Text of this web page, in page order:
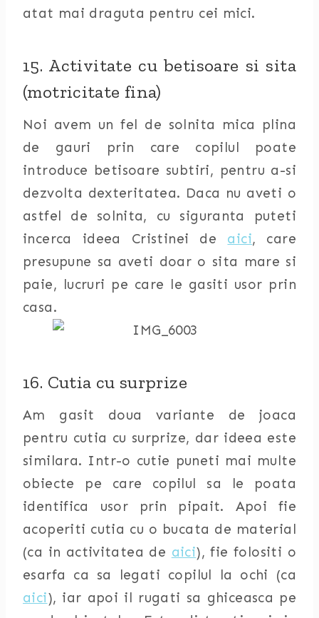
atat mai draguta pentru cei mici.
15. Activitate cu betisoare si sita
(motricitate fina)
Noi avem un fel de solnita mica plina
de gauri prin care copilul poate
introduce betisoare subtiri, pentru a-si
dezvolta dexteritatea. Daca nu aveti o
astfel de solnita, cu siguranta puteti
incerca ideea Cristinei de aici, care
presupune sa aveti doar o sita mare si
paie, lucruri pe care le gasiti usor prin
casa.
16. Cutia cu surprize
Am gasit doua variante de joaca
pentru cutia cu surprize, dar ideea este
similara. Intr-o cutie puneti mai multe
obiecte pe care copilul sa le poata
identifica usor prin pipait. Apoi fie
acoperiti cutia cu o bucata de material
(ca in activitatea de aici), fie folositi o
esarfa ca sa legati copilul la ochi (ca
aici), iar apoi il rugati sa ghiceasca pe